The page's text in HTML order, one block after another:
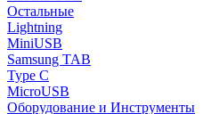
Остальные
Lightning
MiniUSB
Samsung TAB
Type C
MicroUSB
Оборудование и Инструменты